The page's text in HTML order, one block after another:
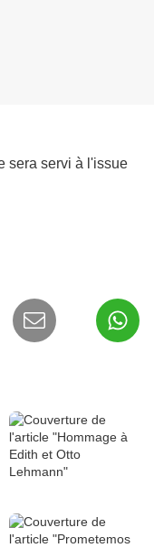
sera servi à l'issue